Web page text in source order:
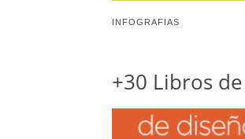
INFOGRAFIAS
+30 Libros